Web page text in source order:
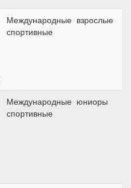
Международные
спортивные
взрослые
Международные
спортивные
юниоры